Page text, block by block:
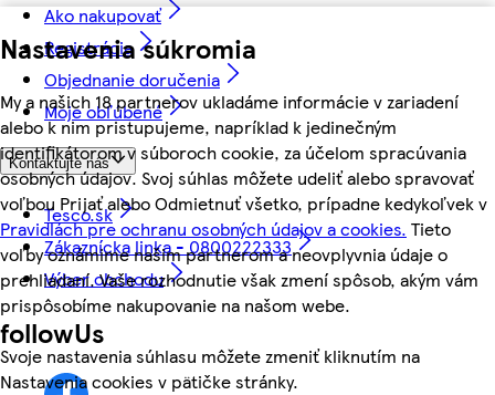
Nastavenia súkromia
My a našich 18 partnerov ukladáme informácie v zariadení
alebo k nim pristupujeme, napríklad k jedinečným
identifikátorom v súboroch cookie, za účelom spracúvania
osobných údajov. Svoj súhlas môžete udeliť alebo spravovať
voľbou Prijať alebo Odmietnuť všetko, prípadne kedykoľvek v
Pravidlách pre ochranu osobných údajov a cookies. Tieto
voľby oznámime našim partnerom a neovplyvnia údaje o
prehliadaní. Vaše rozhodnutie však zmení spôsob, akým vám
prispôsobíme nakupovanie na našom webe.
Svoje nastavenia súhlasu môžete zmeniť kliknutím na
Nastavenia cookies v pätičke stránky.
Ako nakupovať
Registrácia
Objednanie doručenia
Moje obľúbené
Kontaktujte nás
Tesco.sk
Zákaznícka linka - 0800222333
Výber obchodu
followUs